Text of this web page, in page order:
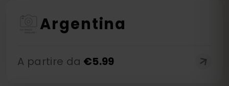
Argentina
A partire da €5.99